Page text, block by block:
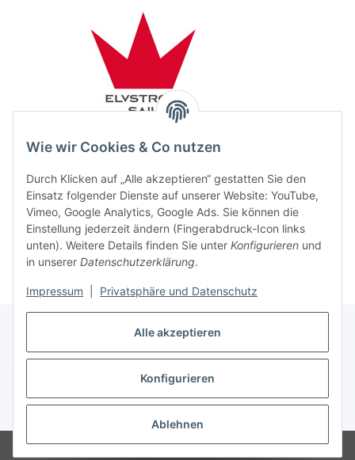
Alle akzeptieren
Konfigurieren
Ablehnen
Wie wir Cookies & Co nutzen
Durch Klicken auf „Alle akzeptieren“ gestatten Sie den
Einsatz folgender Dienste auf unserer Website: YouTube,
Vimeo, Google Analytics, Google Ads. Sie können die
Einstellung jederzeit ändern (Fingerabdruck-Icon links
unten). Weitere Details finden Sie unter Konfigurieren und
in unserer Datenschutzerklärung.
Impressum Privatsphäre und Datenschutz
Vertrag widerrufen
* Alle Preise inkl. gesetzlicher USt., zzgl.